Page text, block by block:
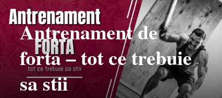
Antrenament de
forta – tot ce trebuie
sa stii